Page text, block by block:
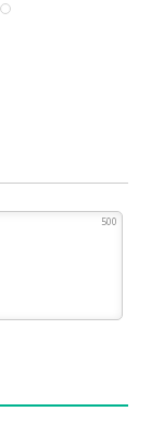
500